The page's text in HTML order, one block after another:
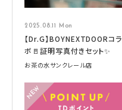
2025.08.11 Mon
【Dr.G】BOYNEXTDOORコラ
ボ🚪証明写真付きセット✨
お茶の水サンクレール店